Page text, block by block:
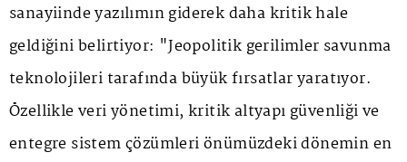
sanayiinde yazılımın giderek daha kritik hale
geldiğini belirtiyor: "Jeopolitik gerilimler savunma
teknolojileri tarafında büyük fırsatlar yaratıyor.
Özellikle veri yönetimi, kritik altyapı güvenliği ve
entegre sistem çözümleri önümüzdeki dönemin en